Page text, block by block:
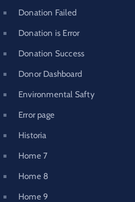
Donation Failed
Donation is Error
Donation Success
Donor Dashboard
Environmental Safty
Error page
Historia
Home 7
Home 8
Home 9